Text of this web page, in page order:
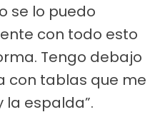
se lo puedo
con todo esto
Tengo debajo
con tablas que me
espalda”.